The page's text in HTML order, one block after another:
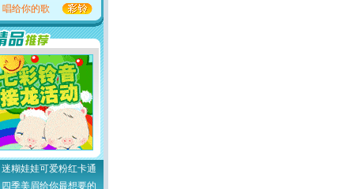
唱给你的歌
迷糊娃娃可爱粉红卡通
四季美眉给你最想要的